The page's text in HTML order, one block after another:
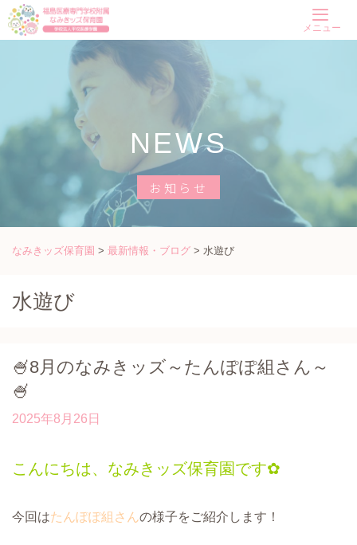
Skip
メニュー
NEWS
お知らせ
なみきッズ保育園 > 最新情報・ブログ > 水遊び
水遊び
🍧8月のなみきッズ～たんぽぽ組さん～
🍧
2025年8月26日
こんにちは、なみきッズ保育園です✿
今回はたんぽぽ組さんの様子をご紹介します！